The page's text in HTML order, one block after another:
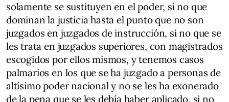
solamente se sustituyen en el poder, si no que
dominan la justicia hasta el punto que no son
juzgados en juzgados de instrucción, si no que se
les trata en juzgados superiores, con magistrados
escogidos por ellos mismos, y tenemos casos
palmarios en los que se ha juzgado a personas de
altísimo poder nacional y no se les ha exonerado
de la pena que se les debía haber aplicado, si no